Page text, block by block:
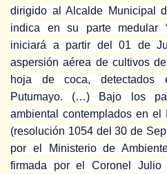
dirigido al Alcalde Municipal
indica en su parte medular
iniciará a partir del 01 de
aspersión aérea de cultivos
hoja de coca, detectados
Putumayo. (…) Bajo los
ambiental contemplados en el
(resolución 1054 del 30 de
por el Ministerio de
firmada por el Coronel Julio